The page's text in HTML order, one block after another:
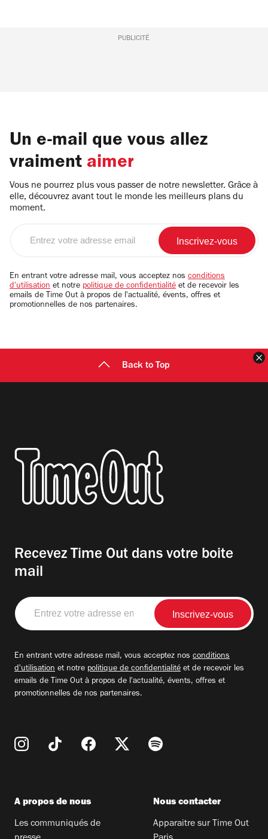
PUBLICITÉ
Un e-mail que vous allez
vraiment aimer
Vous ne pourrez plus vous passer de notre newsletter. Grâce à
elle, découvrez avant tout le monde les meilleurs plans du
moment.
email
En entrant votre adresse mail, vous acceptez nos conditions
d'utilisation et notre politique de confidentialité et de recevoir les
emails de Time Out à propos de l'actualité, évents, offres et
promotionnelles de nos partenaires.
Back to Top
Recevez Time Out dans votre boite
mail
Entrez
votre
adresse
En entrant votre adresse mail, vous acceptez nos conditions
d'utilisation et notre politique de confidentialité et de recevoir les
emails de Time Out à propos de l'actualité, évents, offres et
promotionnelles de nos partenaires.
A propos de nous
Les communiqués de
Nous contacter
Apparaitre sur Time Out